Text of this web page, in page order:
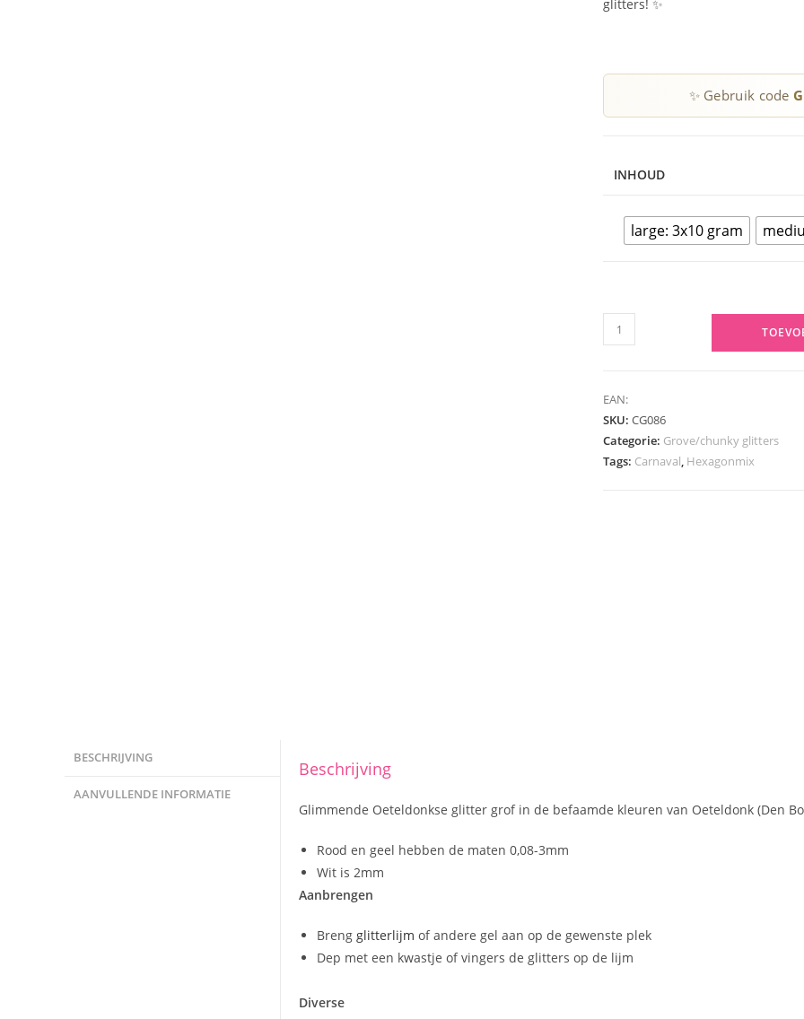
glitters! ✨
✨ Gebruik code
INHOUD
large: 3x10 gram
Oeteldonk
glitter
wit
en
geel
EAN:
SKU: CG086
Categorie: Grove/chunky glitters
Tags: Carnaval, Hexagonmix
BESCHRIJVING
AANVULLENDE INFORMATIE
Beschrijving
Glimmende Oeteldonkse glitter grof in de befaamde kleuren van Oeteldonk (Den
Rood en geel hebben de maten 0,08-3mm
Wit is 2mm
Aanbrengen
Breng glitterlijm of andere gel aan op de gewenste plek
Dep met een kwastje of vingers de glitters op de lijm
Diverse